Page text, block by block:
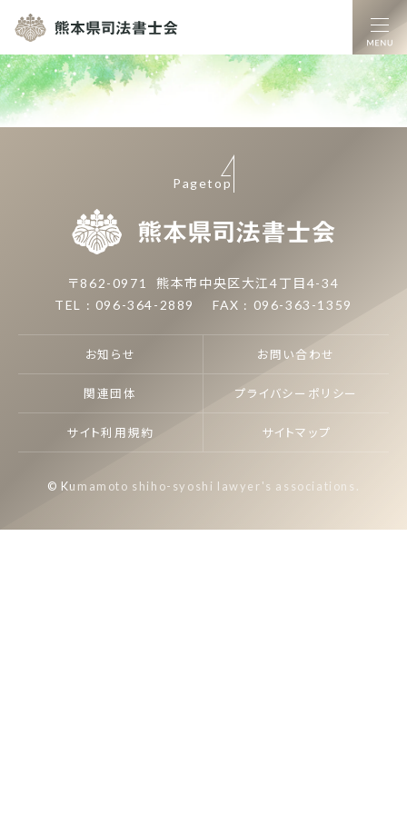
熊本県司法書士
〒862-0971
熊本市中央区大江4丁目4-34
TEL : 096-364-2889
FAX : 096-363-1359
お知らせ お問い合わせ
関連団体 プライバシーポリシー
サイト利用規約 サイトマップ
Pagetop
© Kumamoto shiho-syoshi lawyer's associations.